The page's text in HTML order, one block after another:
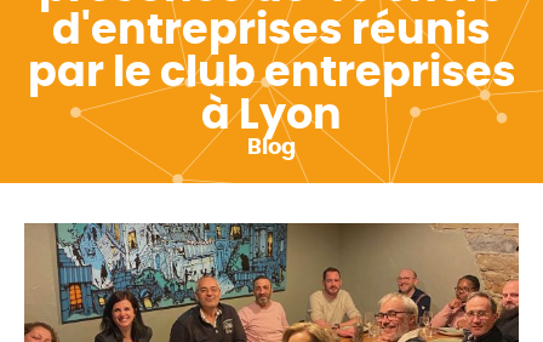
d'entreprises réunis
par le club entreprises
à Lyon
Blog